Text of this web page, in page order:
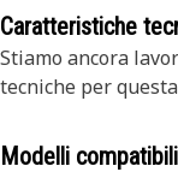
Caratteristiche
Stiamo ancora
tecniche per
Modelli compatibili